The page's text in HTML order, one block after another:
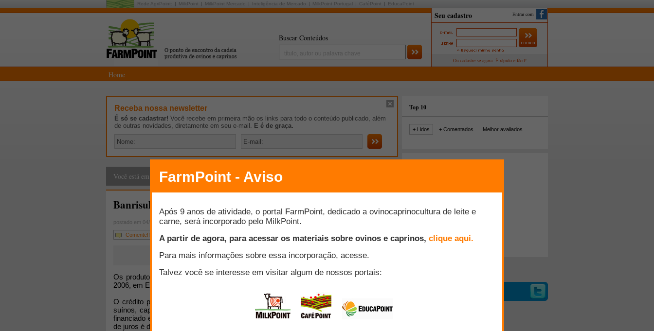
Rede AgriPoint: MilkPoint MilkPoint Mercado Inteligência de Mercado MilkPoint Portugal CaféPoint EducaPoint
Buscar Conteúdos
Entrar com
Home
Receba nossa newsletter
É só se cadastrar! Você recebe em primeira mão os links para todo o conteúdo publicado, além
de outras novidades, diretamente em seu e-mail. E é de graça.
Você está em: Cadeia Produtiva>Giro de Notícias
Banrisul libera R$ 65 milhões para Expointer
postado em 04/08/2006
Comente!!!
Os produtores terão R$ 65 milhões do Banrisul para financiar compras na Expointer
2006, em Esteio (RS). Desse montante, R$ 5 milhões são para aquisição de animais.
O crédito pecuário é para a compra de matrizes e reprodutores de bovinos, ovinos,
suínos, caprinos, chinchilas, avestruzes e emas, registrados ou certificados. O limite
financiado é de até 80% do valor da compra, limitado a R$ 18 mil por produtor. A taxa
de juros é de 8,75% ao ano e o prazo para pagamento de 24 meses.
Top 10
+ Lidos + Comentados Melhor avaliados